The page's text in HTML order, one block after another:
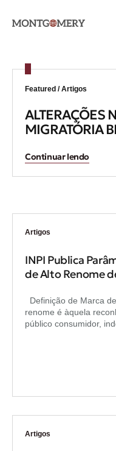
Featured /Artigos
ALTERAÇÕES
MIGRATÓRIA
Continuar lendo
Artigos
INPI Publica
de Alto Renome
Definição de Marca
renome é àquela
público consumidor,
Artigos